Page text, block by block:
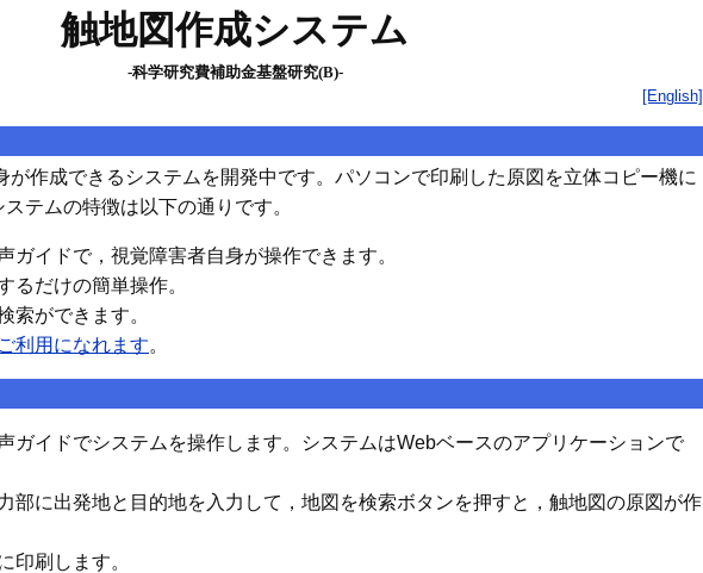
触地図作成システム
‐科学研究費補助金基盤研究(B)‐
[English]
が作成できるシステムを開発中です。パソコンで印刷した原図を立体コピー機に
テムの特徴は以下の通りです。
ガイドで，視覚障害者自身が操作できます。
るだけの簡単操作。
索ができます。
利用になれます。
ガイドでシステムを操作します。システムはWebベースのアプリケーションで
部に出発地と目的地を入力して，地図を検索ボタンを押すと，触地図の原図が作
印刷します。